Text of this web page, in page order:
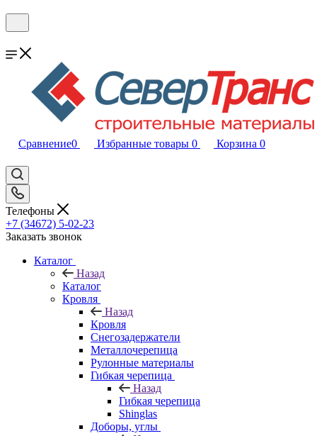
Сравнение0 Избранные товары 0 Корзина 0
Телефоны
+7 (34672) 5-02-23
Заказать звонок
Каталог
Назад
Каталог
Кровля
Назад
Кровля
Снегозадержатели
Металлочерепица
Рулонные материалы
Гибкая черепица
Назад
Гибкая черепица
Shinglas
Доборы, углы